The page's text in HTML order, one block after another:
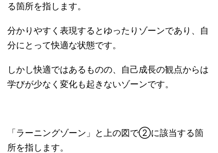
る箇所を指します。
分かりやすく表現するとゆったりゾーンであり、自
分にとって快適な状態です。
しかし快適ではあるものの、自己成長の観点からは
学びが少なく変化も起きないゾーンです。
「ラーニングゾーン」と上の図で②に該当する箇
所を指します。